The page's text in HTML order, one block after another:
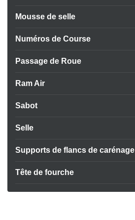
Mousse de selle
Numéros de Course
Passage de Roue
Ram Air
Sabot
Selle
Supports de flancs de carénage
Tête de fourche